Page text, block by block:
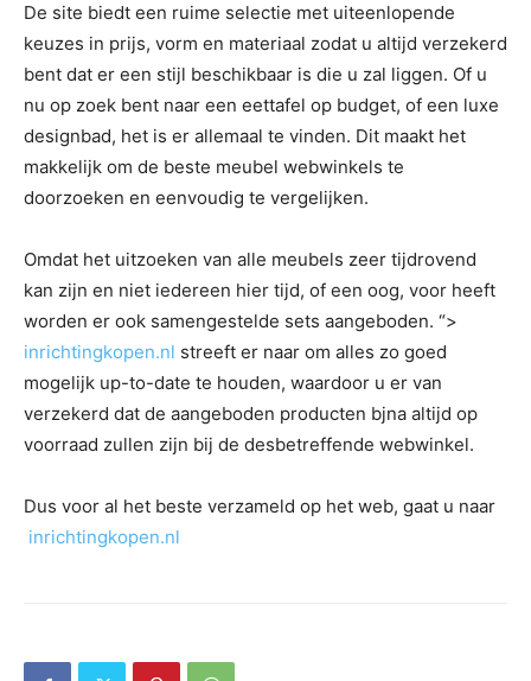
De site biedt een ruime selectie met uiteenlopende
keuzes in prijs, vorm en materiaal zodat u altijd verzekerd
bent dat er een stijl beschikbaar is die u zal liggen. Of u
nu op zoek bent naar een eettafel op budget, of een luxe
designbad, het is er allemaal te vinden. Dit maakt het
makkelijk om de beste meubel webwinkels te
doorzoeken en eenvoudig te vergelijken.
Omdat het uitzoeken van alle meubels zeer tijdrovend
kan zijn en niet iedereen hier tijd, of een oog, voor heeft
worden er ook samengestelde sets aangeboden. “>
inrichtingkopen.nl streeft er naar om alles zo goed
mogelijk up-to-date te houden, waardoor u er van
verzekerd dat de aangeboden producten bjna altijd op
voorraad zullen zijn bij de desbetreffende webwinkel.
Dus voor al het beste verzameld op het web, gaat u naar
inrichtingkopen.nl